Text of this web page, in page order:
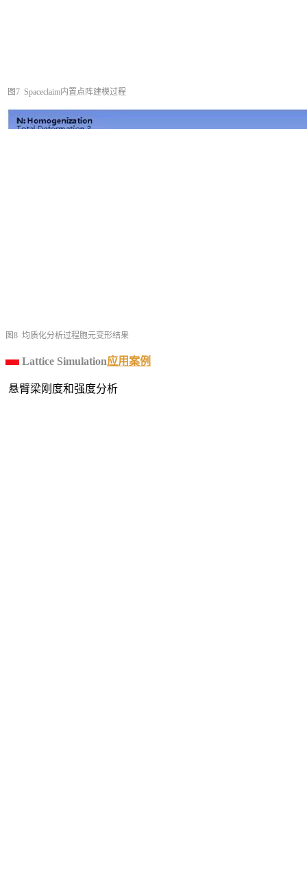
图7 Spaceclaim内置点阵建模过程
图8 均质化分析过程胞元变形结果
Lattice Simulation应用案例
悬臂梁刚度和强度分析